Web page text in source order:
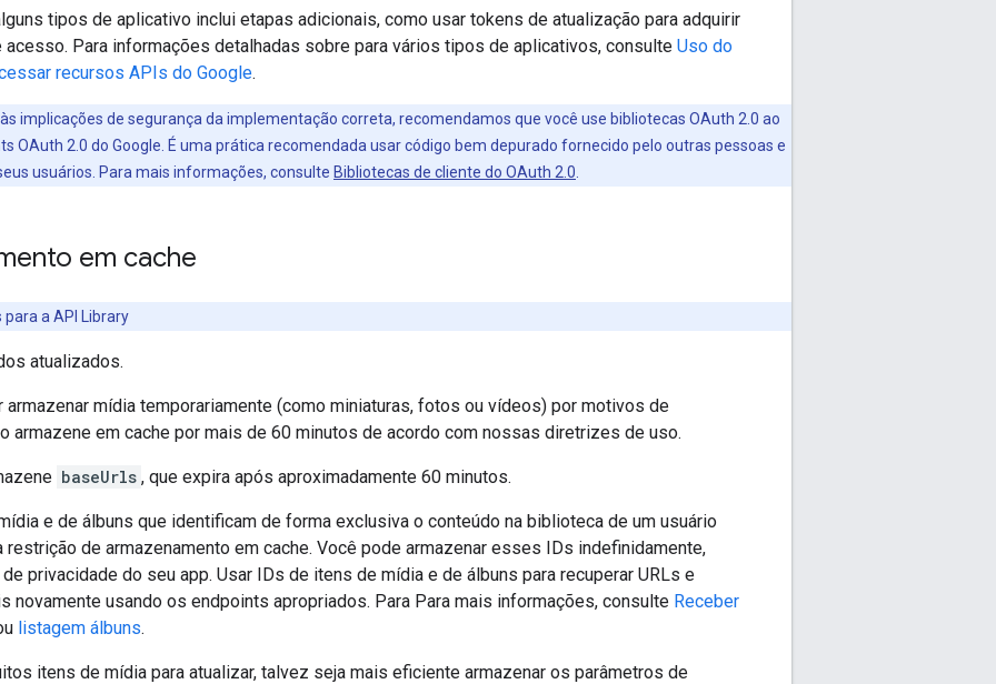
tipos de aplicativo inclui etapas adicionais, como usar tokens de atualização para adquirir
Para informações detalhadas sobre para vários tipos de aplicativos, consulte Uso do
recursos APIs do Google.
implicações de segurança da implementação correta, recomendamos que você use bibliotecas OAuth 2.0 ao
OAuth 2.0 do Google. É uma prática recomendada usar código bem depurado fornecido pelo outras pessoas e
usuários. Para mais informações, consulte Bibliotecas de cliente do OAuth 2.0
em cache
a API Library
atualizados.
armazenar mídia temporariamente (como miniaturas, fotos ou vídeos) por motivos de
armazene em cache por mais de 60 minutos de acordo com nossas diretrizes de uso.
baseUrls , que expira após aproximadamente 60 minutos.
e de álbuns que identificam de forma exclusiva o conteúdo na biblioteca de um usuário
de armazenamento em cache. Você pode armazenar esses IDs indefinidamente,
privacidade do seu app. Usar IDs de itens de mídia e de álbuns para recuperar URLs e
novamente usando os endpoints apropriados. Para Para mais informações, consulte Receber
listagem álbuns.
itens de mídia para atualizar, talvez seja mais eficiente armazenar os parâmetros de